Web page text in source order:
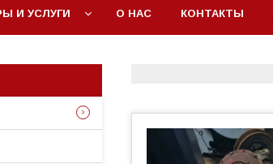
И УСЛУГИ О НАС КОНТАКТЫ